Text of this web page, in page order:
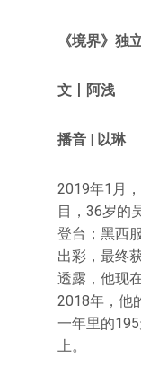
《境界》独
文丨阿浅
播音 | 以琳
2019年1月
目，36岁的
登台；黑西
出彩，最终
透露，他现
2018年，他
一年里的
上。